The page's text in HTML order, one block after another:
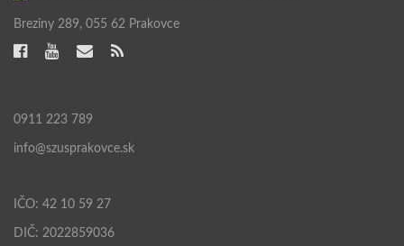
Breziny 289, 055 62 Prakovce
0911 223 789
info@szusprakovce.sk
IČO: 42 10 59 27
DIČ: 2022859036